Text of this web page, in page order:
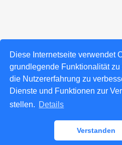
Diese Internetseite verwendet
grundlegende Funktionalität
die Nutzererfahrung zu
Dienste und Funktionen zur
stellen. Details
Verstanden